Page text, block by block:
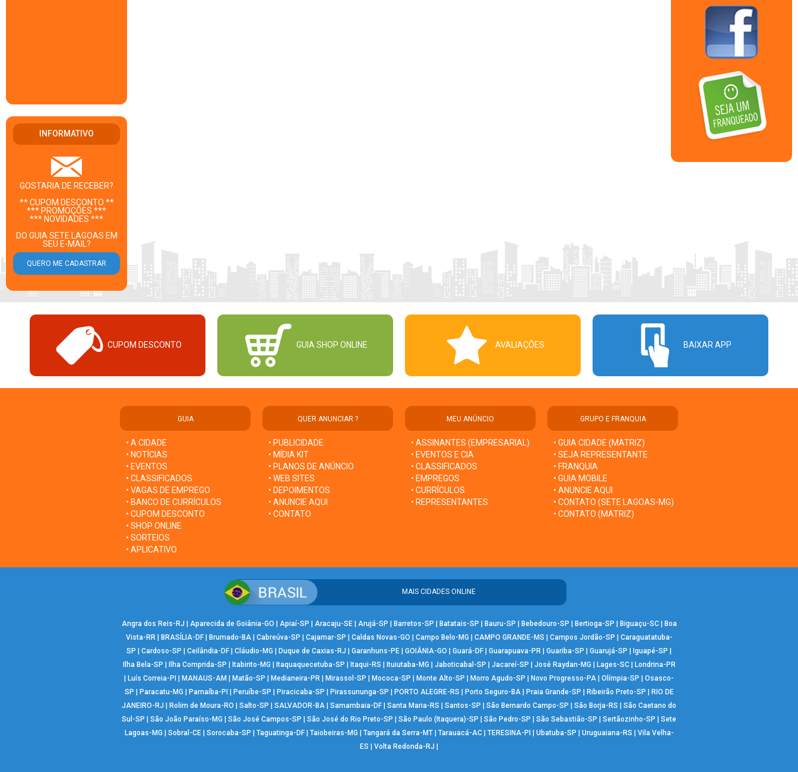
INFORMATIVO
GOSTARIA DE RECEBER?
** CUPOM DESCONTO **
*** PROMOÇÕES ***
*** NOVIDADES ***
DO GUIA SETE LAGOAS EM
SEU E-MAIL?
CUPOM DESCONTO GUIA SHOP ONLINE AVALIAÇÕES BAIXAR APP
GUIA
• A CIDADE
• NOTÍCIAS
• EVENTOS
• CLASSIFICADOS
• VAGAS DE EMPREGO
• BANCO DE CURRÍCULOS
• CUPOM DESCONTO
• SHOP ONLINE
• SORTEIOS
• APLICATIVO
QUER ANUNCIAR ?
• PUBLICIDADE
• MÍDIA KIT
• PLANOS DE ANÚNCIO
• WEB SITES
• DEPOIMENTOS
• ANUNCIE AQUI
• CONTATO
MEU ANÚNCIO
• ASSINANTES (EMPRESARIAL)
• EVENTOS E CIA
• CLASSIFICADOS
• EMPREGOS
• CURRÍCULOS
• REPRESENTANTES
GRUPO E FRANQUIA
• GUIA CIDADE (MATRIZ)
• SEJA REPRESENTANTE
• FRANQUIA
• GUIA MOBILE
• ANUNCIE AQUI
• CONTATO (SETE LAGOAS-MG)
• CONTATO (MATRIZ)
MAIS CIDADES ONLINE
Angra dos Reis-RJ | Aparecida de Goiânia-GO | Apiaí-SP | Aracaju-SE| Arujá-SP | Barretos-SP | Batatais-SP | Bauru-SP | Bebedouro-SP | Bertioga-SP | Biguaçu-SC| Boa
Vista-RR | BRASÍLIA-DF| Brumado-BA| Cabreúva-SP | Cajamar-SP | Caldas Novas-GO | Campo Belo-MG | CAMPO GRANDE-MS | Campos Jordão-SP | Caraguatatuba-
SP | Cardoso-SP | Ceilândia-DF | Cláudio-MG | Duque de Caxias-RJ | Garanhuns-PE | GOIÂNIA-GO | Guará-DF | Guarapuava-PR | Guariba-SP | Guarujá-SP | Iguapé-SP |
Ilha Bela-SP | Ilha Comprida-SP | Itabirito-MG | Itaquaquecetuba-SP | Itaqui-RS | Ituiutaba-MG | Jaboticabal-SP | Jacareí-SP | José Raydan-MG | Lages-SC| Londrina-PR
| Luís Correia-PI | MANAUS-AM | Matão-SP | Medianeira-PR | Mirassol-SP | Mococa-SP | Monte Alto-SP | Morro Agudo-SP | Novo Progresso-PA | Olímpia-SP | Osasco-
SP | Paracatu-MG | Parnaíba-PI | Peruíbe-SP | Piracicaba-SP | Pirassununga-SP | PORTO ALEGRE-RS | Porto Seguro-BA| Praia Grande-SP | Ribeirão Preto-SP | RIO DE
JANEIRO-RJ | Rolim de Moura-RO | Salto-SP | SALVADOR-BA | Samambaia-DF | Santa Maria-RS | Santos-SP | São Bernardo Campo-SP | São Borja-RS | São Caetano do
Sul-SP | São João Paraíso-MG | São José Campos-SP | São José do Rio Preto-SP | São Paulo (Itaquera)-SP | São Pedro-SP | São Sebastião-SP | Sertãozinho-SP | Sete
Lagoas-MG | Sobral-CE| Sorocaba-SP | Taguatinga-DF| Taiobeiras-MG | Tangará da Serra-MT| Tarauacá-AC| TERESINA-PI | Ubatuba-SP | Uruguaiana-RS | Vila Velha-
ES | Volta Redonda-RJ |